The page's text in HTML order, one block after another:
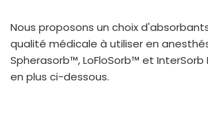
France
International English
Nous proposons un choix
qualité médicale à utiliser en
Spherasorb™, LoFloSorb™ et
en plus ci-dessous.